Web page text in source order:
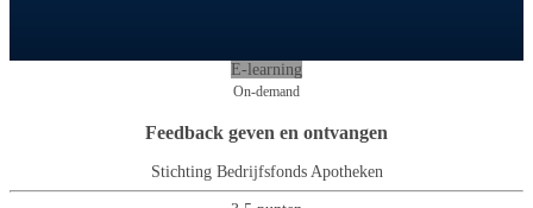
E-learning
On-demand
Feedback geven en ontvangen
Stichting Bedrijfsfonds Apotheken